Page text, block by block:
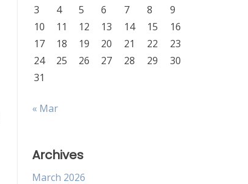
3
4 5 6 7 8
9
10
11 12 13 14 15
16
17
18 19 20 21 22
23
24
25 26 27 28 29
30
31
« Mar
Archives
March 2026